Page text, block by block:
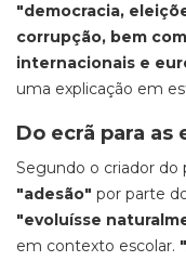
"democracia,
corrupção, bem
internacionais e
uma explicação em
Do ecrã para as
Segundo o criador do
"adesão" por parte
"evoluísse
em contexto escolar.